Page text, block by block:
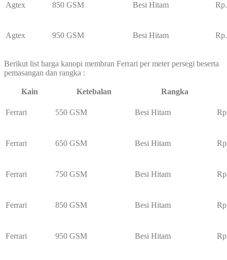
Agtex 850 GSM Besi Hitam
Agtex 950 GSM Besi Hitam
Berikut list harga kanopi membran Ferrari per meter persegi beserta
pemasangan dan rangka :
Kain Ketebalan Rangka
Ferrari 550 GSM Besi Hitam
Ferrari 650 GSM Besi Hitam
Ferrari 750 GSM Besi Hitam
Ferrari 850 GSM Besi Hitam
Ferrari 950 GSM Besi Hitam